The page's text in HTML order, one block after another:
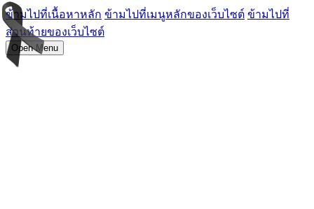
ข้ามไปที่เนื้อหาหลัก ข้ามไปที่เมนูหลักของเว็บไซต์ ข้ามไปที่
ส่วนท้ายของเว็บไซต์
Open Menu